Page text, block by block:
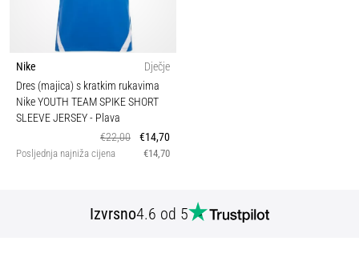
Nike
Dječje
Dres (majica) s kratkim rukavima
Nike YOUTH TEAM SPIKE SHORT
SLEEVE JERSEY- Plava
€22,00
€14,70
Posljednja najniža cijena €14,70
Izvrsno4.6 od 5